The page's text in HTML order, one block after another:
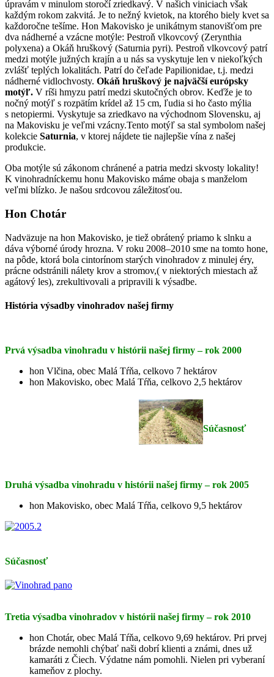
úpravám v minulom storočí zriedkavý. V našich viniciach však
každým rokom zakvitá. Je to nežný kvietok, na ktorého biely kvet sa
každoročne tešíme. Hon Makovisko je unikátnym stanovišťom pre
dva nádherné a vzácne motýle: Pestroň vlkovcový (Zerynthia
polyxena) a Okáň hruškový (Saturnia pyri). Pestroň vlkovcový patrí
medzi motýle južných krajín a u nás sa vyskytuje len v niekoľkých
zvlášť teplých lokalitách. Patrí do čeľade Papilionidae, t.j. medzi
nádherné vidlochvosty. Okáň hruškový je najväčší európsky
motýľ. V ríši hmyzu patrí medzi skutočných obrov. Keďže je to
nočný motýľ s rozpätím krídel až 15 cm, ľudia si ho často mýlia
s netopiermi. Vyskytuje sa zriedkavo na východnom Slovensku, aj
na Makovisku je veľmi vzácny.Tento motýľ sa stal symbolom našej
kolekcie Saturnia, v ktorej nájdete tie najlepšie vína z našej
produkcie.
Oba motýle sú zákonom chránené a patria medzi skvosty lokality!
K vinohradníckemu honu Makovisko máme obaja s manželom
veľmi blízko. Je našou srdcovou záležitosťou.
Hon Chotár
Nadväzuje na hon Makovisko, je tiež obrátený priamo k slnku a
dáva výborné úrody hrozna. V roku 2008–2010 sme na tomto hone,
na pôde, ktorá bola cintorínom starých vinohradov z minulej éry,
prácne odstránili nálety krov a stromov,( v niektorých miestach až
agátový les), zrekultivovali a pripravili k výsadbe.
História výsadby vinohradov našej firmy
Prvá výsadba vinohradu v histórii našej firmy – rok 2000
hon Vlčina, obec Malá Tŕňa, celkovo 7 hektárov
hon Makovisko, obec Malá Tŕňa, celkovo 2,5 hektárov
Súčasnosť
Druhá výsadba vinohradu v histórii našej firmy – rok 2005
hon Makovisko, obec Malá Tŕňa, celkovo 9,5 hektárov
Súčasnosť
Tretia výsadba vinohradov v histórii našej firmy – rok 2010
hon Chotár, obec Malá Tŕňa, celkovo 9,69 hektárov. Pri prvej
brázde nemohli chýbať naši dobrí klienti a známi, dnes už
kamaráti z Čiech. Výdatne nám pomohli. Nielen pri vyberaní
kameňov z plochy.